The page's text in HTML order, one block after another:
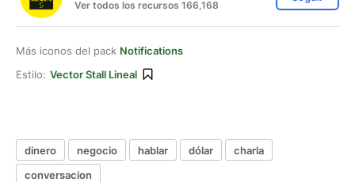
Ver todos los recursos 166,168
Más iconos del pack Notifications
Estilo: Vector Stall Lineal
dinero negocio hablar dólar
charla
conversacion